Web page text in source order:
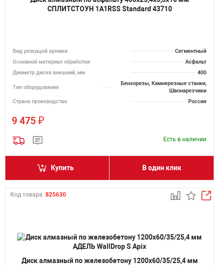
СПЛИТСТОУН 1A1RSS Standard 43710
Вид режущей кромки
Сегментный
Основной материал обработки
Асфальт
Диаметр диска внешний, мм
400
Тип оборудования
Бензорезы, Камнерезные станки,
Швонарезчики
Страна производства
Россия
9 475 ₽
Есть в наличии
Купить В один клик
Код товара: 825630
Диск алмазный по железобетону 1200х60/35/25,4 мм